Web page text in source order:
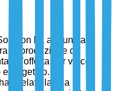
ha annunciato
di produzione di
l'offerta per veicoli
energetico.
svelato la sua